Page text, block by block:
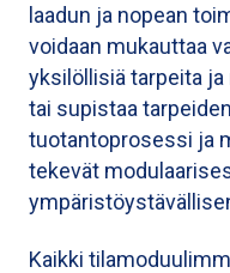
laadun ja nopean
voidaan mukauttaa
yksilöllisiä tarpeita ja
tai supistaa
tuotantoprosessi ja
tekevät
Kaikki